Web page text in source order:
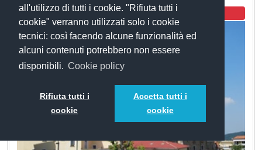
all'utilizzo di tutti i cookie. "Rifiuta tutti i
cookie" verranno utilizzati solo i cookie
tecnici: così facendo alcune funzionalità ed
alcuni contenuti potrebbero non essere
disponibili. Cookie policy
Rifiuta tutti i
cookie
Accetta tutti i
cookie
Culto